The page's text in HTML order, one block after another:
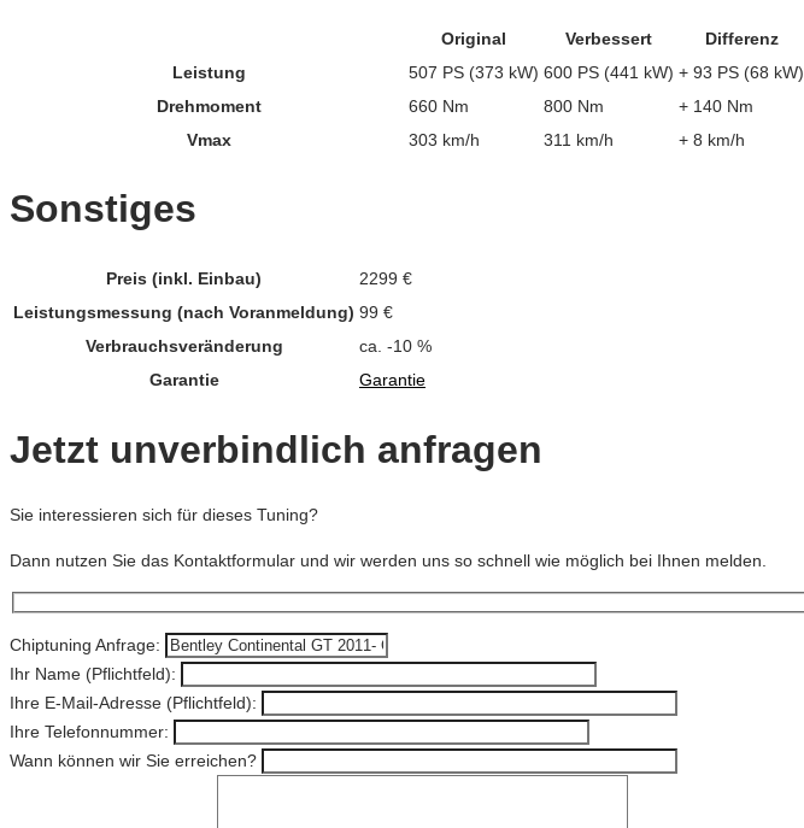
Original Verbessert
Differenz
Leistung
507 PS (373 kW) 600 PS (441 kW) + 93 PS (68 kW)
Drehmoment
660 Nm 800 Nm
+ 140 Nm
Vmax
303 km/h 311 km/h + 8 km/h
Sonstiges
Preis (inkl. Einbau)
2299 €
Leistungsmessung (nach Voranmeldung) 99 €
Verbrauchsveränderung
ca. -10 %
Garantie
Garantie
Jetzt unverbindlich anfragen
Sie interessieren sich für dieses Tuning?
Dann nutzen Sie das Kontaktformular und wir werden uns so schnell wie möglich bei Ihnen melden.
Chiptuning Anfrage:
Ihr Name (Pflichtfeld):
Ihre E-Mail-Adresse (Pflichtfeld):
Ihre Telefonnummer:
Wann können wir Sie erreichen?